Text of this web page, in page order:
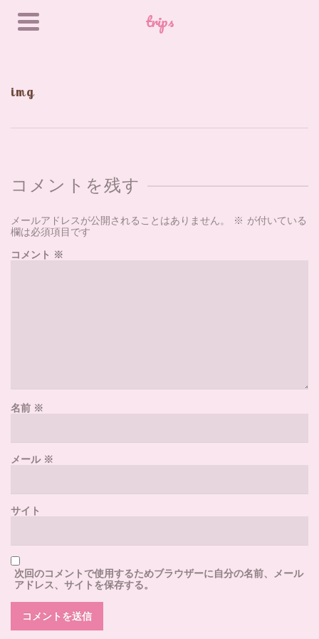
trips
img
コメントを残す
メールアドレスが公開されることはありません。 ※ が付いている
欄は必須項目です
コメント ※
名前 ※
メール※
サイト
次回のコメントで使用するためブラウザーに自分の名前、メール
アドレス、サイトを保存する。